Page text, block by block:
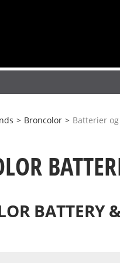
> Broncolor > Batterier
BATTERY